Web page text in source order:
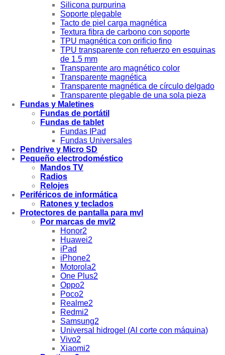
Silicona purpurina
Soporte plegable
Tacto de piel carga magnética
Textura fibra de carbono con soporte
TPU magnética con orificio fino
TPU transparente con refuerzo en esquinas
de 1.5 mm
Transparente aro magnético color
Transparente magnética
Transparente magnética de círculo delgado
Transparente plegable de una sola pieza
Fundas y Maletines
Fundas de portátil
Fundas de tablet
Fundas IPad
Fundas Universales
Pendrive y Micro SD
Pequeño electrodoméstico
Mandos TV
Radios
Relojes
Periféricos de informática
Ratones y teclados
Protectores de pantalla para mvl
Por marcas de mvl2
Honor2
Huawei2
iPad
iPhone2
Motorola2
One Plus2
Oppo2
Poco2
Realme2
Redmi2
Samsung2
Universal hidrogel (Al corte con máquina)
Vivo2
Xiaomi2